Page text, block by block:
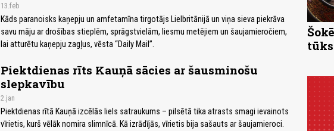
13.feb
Kāds paranoisks kaņepju un amfetamīna tirgotājs Lielbritānijā un viņa sieva piekrāva
savu māju ar drošības stieplēm, sprāgstvielām, liesmu metējiem un šaujamieročiem,
lai atturētu kaņepju zagļus, vēsta “Daily Mail”.
Piektdienas rīts Kauņā sācies ar šausminošu
slepkavību
2.jan
Piektdienas rītā Kauņā izcēlās liels satraukums – pilsētā tika atrasts smagi ievainots
vīrietis, kurš vēlāk nomira slimnīcā. Kā izrādījās, vīrietis bija sašauts ar šaujamieroci.